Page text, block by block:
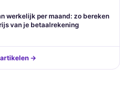
werkelijk per maand: zo bereken
van je betaalrekening
→